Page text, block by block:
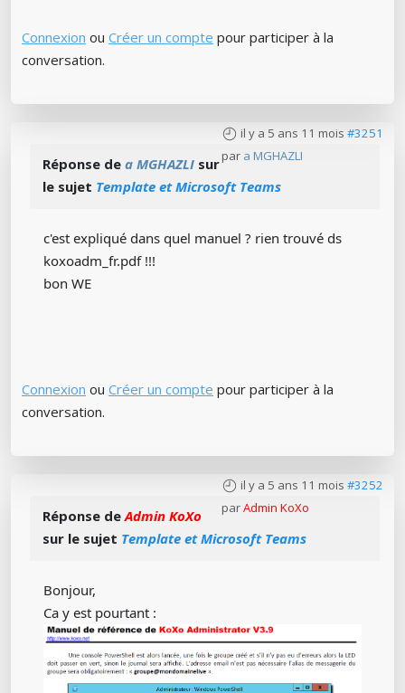
Connexion ou Créer un compte pour participer à la
conversation.
il y a 5 ans 11 mois #3251
par a MGHAZLI
Réponse de a MGHAZLI sur
le sujet Template et Microsoft Teams
c'est expliqué dans quel manuel ? rien trouvé ds
koxoadm_fr.pdf !!!
bon WE
Connexion ou Créer un compte pour participer à la
conversation.
il y a 5 ans 11 mois #3252
parAdmin KoXo
Réponse deAdmin KoXo
sur le sujet Template et Microsoft Teams
Bonjour,
Ca y est pourtant :